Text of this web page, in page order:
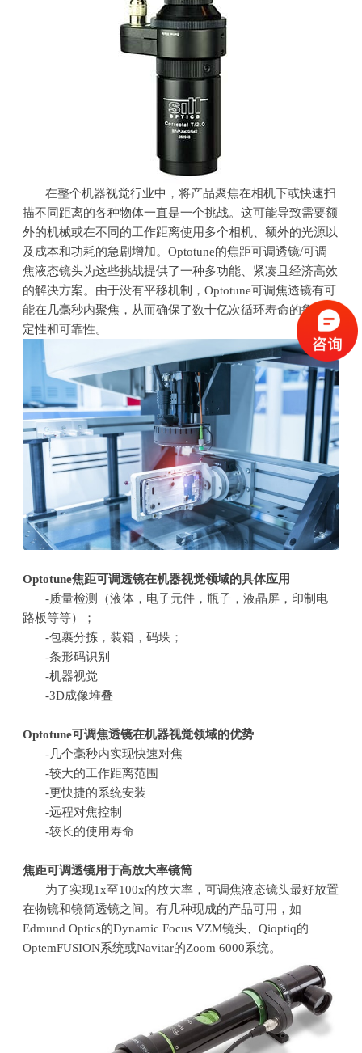
在整个机器视觉行业中，将产品聚焦在相机下或快速扫
描不同距离的各种物体一直是一个挑战。这可能导致需要额
外的机械或在不同的工作距离使用多个相机、额外的光源以
及成本和功耗的急剧增加。Optotune的焦距可调透镜/可调
焦液态镜头为这些挑战提供了一种多功能、紧凑且经济高效
的解决方案。由于没有平移机制，Optotune可调焦透镜有可
能在几毫秒内聚焦，从而确保了数十亿次循环寿命的鲁棒稳
定性和可靠性。
Optotune焦距可调透镜在机器视觉领域的具体应用
-质量检测（液体，电子元件，瓶子，液晶屏，印制电
路板等等）；
-包裹分拣，装箱，码垛；
-条形码识别
-机器视觉
-3D成像堆叠
Optotune可调焦透镜在机器视觉领域的优势
-几个毫秒内实现快速对焦
-较大的工作距离范围
-更快捷的系统安装
-远程对焦控制
-较长的使用寿命
焦距可调透镜用于高放大率镜筒
为了实现1x至100x的放大率，可调焦液态镜头最好放置
在物镜和镜筒透镜之间。有几种现成的产品可用，如
Edmund Optics的Dynamic Focus VZM镜头、Qioptiq的
OptemFUSION系统或Navitar的Zoom 6000系统。